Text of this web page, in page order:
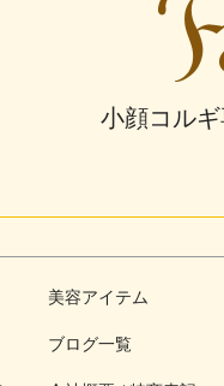
小顔コル
美容アイテム
ブログ一覧